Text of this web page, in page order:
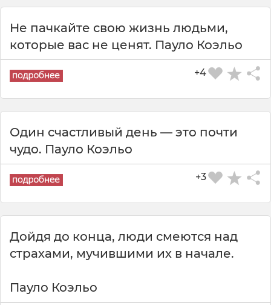
Не пачкайте свою жизнь людьми,
которые вас не ценят. Пауло Коэльо
+4
Один счастливый день — это почти
чудо. Пауло Коэльо
+3
Дойдя до конца, люди смеются над
страхами, мучившими их в начале.
Пауло Коэльо